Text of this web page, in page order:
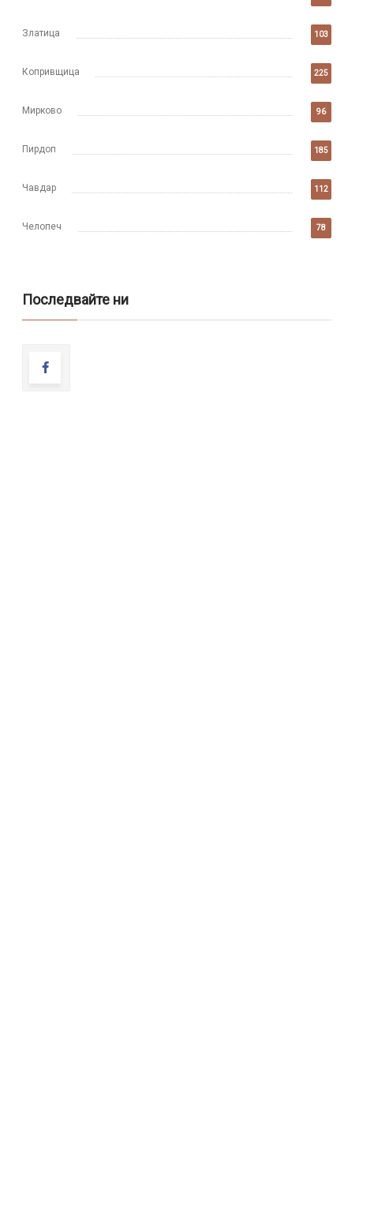
Златица 103
Копривщица 225
Мирково 96
Пирдоп 185
Чавдар 112
Челопеч 78
Последвайте ни